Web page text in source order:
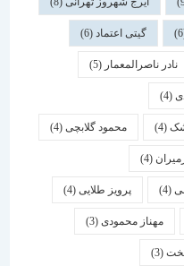
گیتی اعتماد(6)
(5)
محمود گلابچی(4)
پرویز طلایی(4)
محمودی(3)